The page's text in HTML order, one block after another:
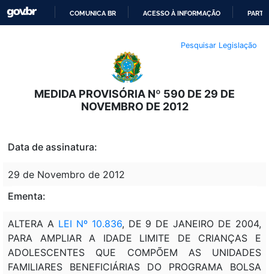
O
CONTEÚDO
COMUNICA BR ACESSO À INFORMAÇÃO
Pesquisar Legislação
MEDIDA PROVISÓRIA Nº 590 DE 29 DE
NOVEMBRO DE 2012
Data de assinatura:
29 de Novembro de 2012
Ementa:
ALTERA A LEI Nº 10.836, DE 9 DE JANEIRO DE 2004,
PARA AMPLIAR A IDADE LIMITE DE CRIANÇAS E
ADOLESCENTES QUE COMPÕEM AS UNIDADES
FAMILIARES BENEFICIÁRIAS DO PROGRAMA BOLSA